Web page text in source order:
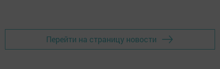
Перейти на страницу новости